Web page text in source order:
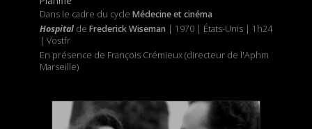
Dans le cadre du cycle Médecine et cinéma
Hospitalde Frederick Wiseman | 1970 | États-Unis | 1h24
| Vostfr
En présence de François Crémieux (directeur de l'Aphm
Marseille)